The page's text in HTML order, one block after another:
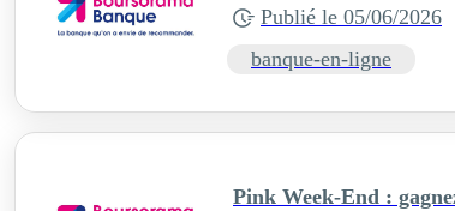
Publié le 05/06/2026
banque-en-ligne
Pink Week-End :